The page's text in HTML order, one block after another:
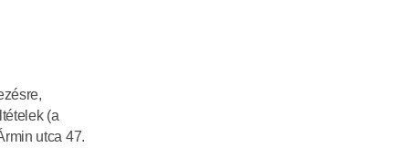
(a
utca 47.